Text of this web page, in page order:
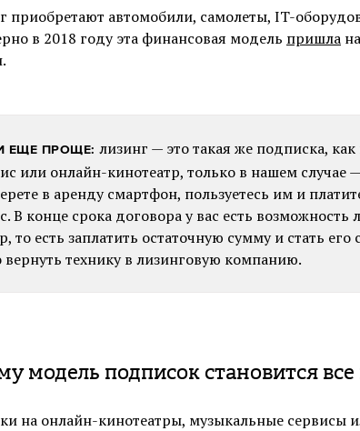
приобретают автомобили, самолеты, IT-
в 2018 году эта финансовая модель пришла
ЕЩЕ ПРОЩЕ: лизинг — это такая же подписка,
или онлайн-кинотеатр, только в нашем случае
в аренду смартфон, пользуетесь им и
В конце срока договора у вас есть возможность
то есть заплатить остаточную сумму и стать его
вернуть технику в лизинговую компанию.
модель подписок становится
на онлайн-кинотеатры, музыкальные сервисы